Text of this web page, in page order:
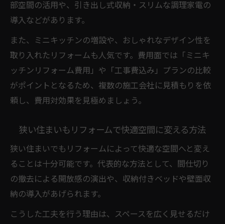
見方
コンパクトキッチンのリフォーム費用を比
較する方法
リフォームの工事内容と費用差を理解して
節約を実現
ミニキッチン選びで重視したいデザイン性
リフォームで実現するおしゃれなミニキッ
ンリフォーム
コンパクトキッチンリフォームで叶える理
想の空間
関係
部空間の活用や、引き出し式収納・スリムな調理家電の
導入などがあります。
また、ミニキッチンの増設や、おしゃれなデザイン性を
取り入れたリフォームも人気です。費用面では「ミニキ
ッチンリフォーム費用」や「工事費込み」プランの比較
がポイントとなるため、複数の施工会社に見積もりを依
頼し、費用対効果を見極めましょう。
狭い住まいもリフォームで快適空間に変える方法
狭い住まいでもリフォームによって快適な空間へと変え
ることは十分可能です。代表的な方法として、間仕切り
の撤去による開放感の演出や、収納付きベッドや壁面収
納の導入があげられます。
こうした工夫を行う理由は、スペースを広く見せるだけ